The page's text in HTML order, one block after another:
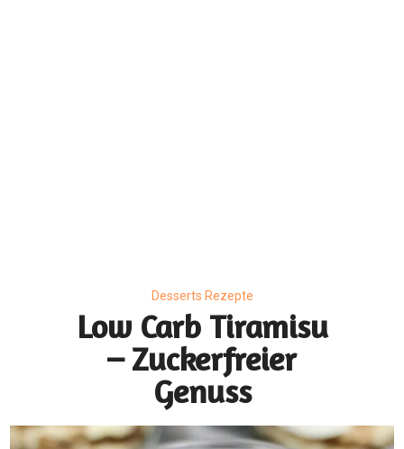
Desserts Rezepte
Low Carb Tiramisu
– Zuckerfreier
Genuss